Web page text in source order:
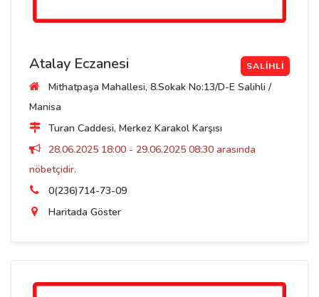
Atalay Eczanesi SALIHLI
Mithatpaşa Mahallesi, 8.Sokak No:13/D-E Salihli /
Manisa
Turan Caddesi, Merkez Karakol Karşısı
28.06.2025 18:00 - 29.06.2025 08:30 arasında
nöbetçidir.
0(236)714-73-09
Haritada Göster